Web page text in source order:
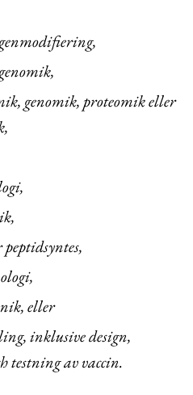
genomik, proteomik eller
eller
inklusive design,
testning av vaccin.